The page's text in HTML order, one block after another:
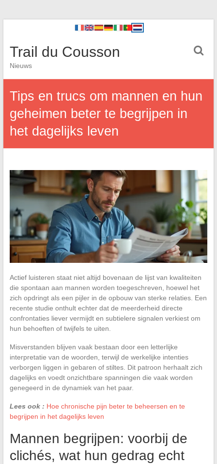
Trail du Cousson
Nieuws
Tips en trucs om mannen en hun
geheimen beter te begrijpen in
het dagelijks leven
Actief luisteren staat niet altijd bovenaan de lijst van kwaliteiten
die spontaan aan mannen worden toegeschreven, hoewel het
zich opdringt als een pijler in de opbouw van sterke relaties. Een
recente studie onthult echter dat de meerderheid directe
confrontaties liever vermijdt en subtielere signalen verkiest om
hun behoeften of twijfels te uiten.
Misverstanden blijven vaak bestaan door een letterlijke
interpretatie van de woorden, terwijl de werkelijke intenties
verborgen liggen in gebaren of stiltes. Dit patroon herhaalt zich
dagelijks en voedt onzichtbare spanningen die vaak worden
genegeerd in de dynamiek van het paar.
Lees ook : Hoe chronische pijn beter te beheersen en te
begrijpen in het dagelijks leven
Mannen begrijpen: voorbij de
clichés, wat hun gedrag echt